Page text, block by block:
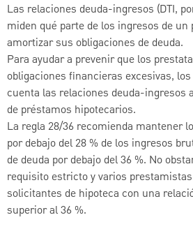
Las relaciones deuda-ingresos (DTI,
miden qué parte de los ingresos de
amortizar sus obligaciones de deuda.
Para ayudar a prevenir que los
obligaciones financieras excesivas,
cuenta las relaciones deuda-ingresos
de préstamos hipotecarios.
La regla 28/36 recomienda mantener
por debajo del 28 % de los ingresos
de deuda por debajo del 36 %. No
requisito estricto y varios
solicitantes de hipoteca con una
superior al 36 %.